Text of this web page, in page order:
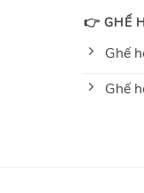
👉 GHẾ
Ghế
Ghế